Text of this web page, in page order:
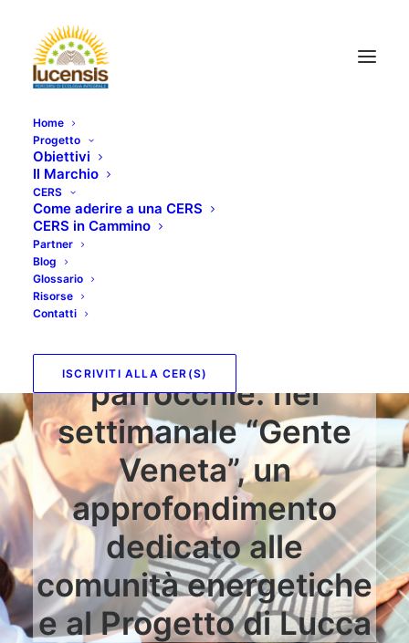
Home
Progetto
Obiettivi
Il Marchio
CERS
Come aderire a una CERS
CERS in Cammino
Partner
Blog
Glossario
Risorse
Contatti
ISCRIVITI ALLA CER(S)
Lucensis e le CER
sono un’opportunità
anche per le
parrocchie: nel
settimanale “Gente
Veneta”, un
approfondimento
dedicato alle
comunità energetiche
e al Progetto di Lucca